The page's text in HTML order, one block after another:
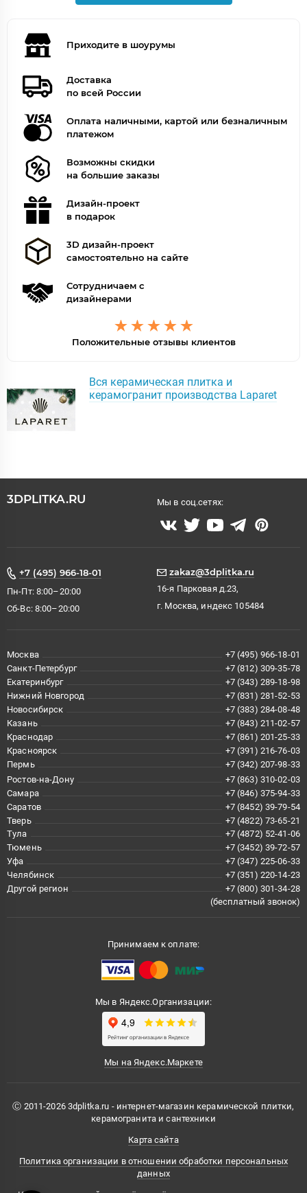
Приходите в шоурумы
Доставка
по всей России
Оплата наличными, картой или безналичным
платежом
Возможны скидки
на большие заказы
Дизайн-проект
в подарок
3D дизайн-проект
самостоятельно на сайте
Сотрудничаем с
дизайнерами
Положительные отзывы клиентов
Вся керамическая плитка и
керамогранит производства Laparet
3DPLITKA.RU Мы в соц.сетях:
+7 (495) 966-18-01
Пн-Пт: 8:00–20:00
Сб-Вс: 8:00–20:00
zakaz@3dplitka.ru
16-я Парковая д.23,
г. Москва, индекс 105484
Москва
+7 (495) 966-18-01
Санкт-Петербург
+7 (812) 309-35-78
Екатеринбург
+7 (343) 289-18-98
Нижний Новгород
+7 (831) 281-52-53
Новосибирск
+7 (383) 284-08-48
Казань
+7 (843) 211-02-57
Краснодар
+7 (861) 201-25-33
Красноярск
+7 (391) 216-76-03
Пермь
+7 (342) 207-98-33
Ростов-на-Дону
+7 (863) 310-02-03
Самара
+7 (846) 375-94-33
Саратов
+7 (8452) 39-79-54
Тверь
+7 (4822) 73-65-21
Тула
+7 (4872) 52-41-06
Тюмень
+7 (3452) 39-72-57
Уфа
+7 (347) 225-06-33
Челябинск
+7 (351) 220-14-23
Другой регион
+7 (800) 301-34-28
(бесплатный звонок)
Принимаем к оплате:
Мы в Яндекс.Организации:
Мы на Яндекс.Маркете
Ⓒ 2011-2026 3dplitka.ru - интернет-магазин керамической плитки,
керамогранита и сантехники
Карта сайта
Политика организации в отношении обработки персональных
данных